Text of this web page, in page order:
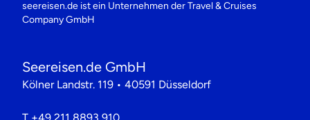
seereisen.de ist ein Unternehmen derTravel & Cruises
Company GmbH
Seereisen.de GmbH
Kölner Landstr. 119 • 40591 Düsseldorf
T +49 211 8893 910